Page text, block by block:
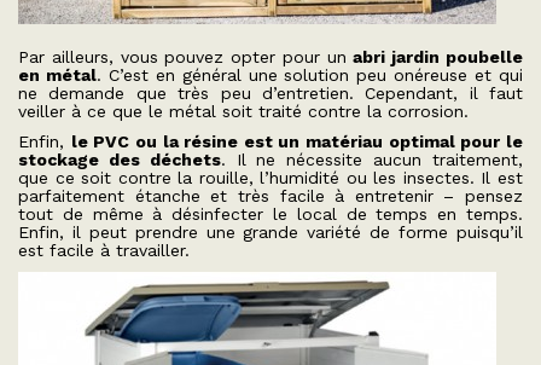
Par ailleurs, vous pouvez opter pour unabri jardin poubelle
en métal. C’est en général une solution peu onéreuse et qui
ne demande que très peu d’entretien. Cependant, il faut
veiller à ce que le métal soit traité contre la corrosion.
Enfin, le PVC ou la résine est un matériau optimal pour le
stockage des déchets. Il ne nécessite aucun traitement,
que ce soit contre la rouille, l’humidité ou les insectes. Il est
parfaitement étanche et très facile à entretenir – pensez
tout de même à désinfecter le local de temps en temps.
Enfin, il peut prendre une grande variété de forme puisqu’il
est facile à travailler.